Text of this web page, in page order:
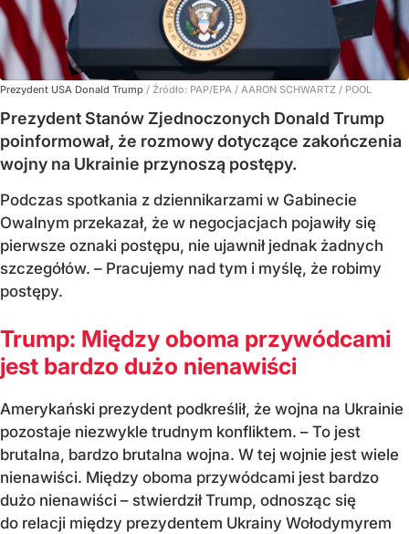
Prezydent USA Donald Trump / Źródło: PAP/EPA / AARON SCHWARTZ / POOL
Prezydent Stanów Zjednoczonych Donald Trump
poinformował, że rozmowy dotyczące zakończenia
wojny na Ukrainie przynoszą postępy.
Podczas spotkania z dziennikarzami w Gabinecie
Owalnym przekazał, że w negocjacjach pojawiły się
pierwsze oznaki postępu, nie ujawnił jednak żadnych
szczegółów. – Pracujemy nad tym i myślę, że robimy
postępy.
Trump: Między oboma przywódcami
jest bardzo dużo nienawiści
Amerykański prezydent podkreślił, że wojna na Ukrainie
pozostaje niezwykle trudnym konfliktem. – To jest
brutalna, bardzo brutalna wojna. W tej wojnie jest wiele
nienawiści. Między oboma przywódcami jest bardzo
dużo nienawiści – stwierdził Trump, odnosząc się
do relacji między prezydentem Ukrainy Wołodymyrem